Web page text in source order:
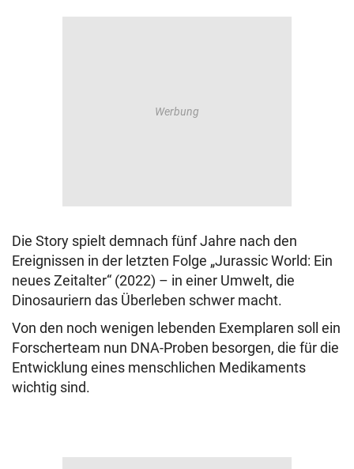
Die Story spielt demnach fünf Jahre nach den
Ereignissen in der letzten Folge „Jurassic World: Ein
neues Zeitalter“ (2022) – in einer Umwelt, die
Dinosauriern das Überleben schwer macht.
Von den noch wenigen lebenden Exemplaren soll ein
Forscherteam nun DNA-Proben besorgen, die für die
Entwicklung eines menschlichen Medikaments
wichtig sind.